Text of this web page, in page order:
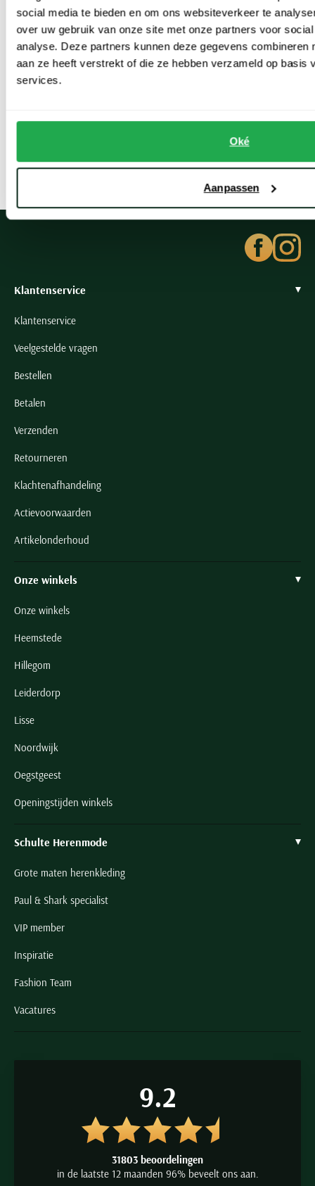
social media te bieden en om ons websiteverkeer te
over uw gebruik van onze site met onze partners voor
analyse. Deze partners kunnen deze gegevens combineren
aan ze heeft verstrekt of die ze hebben verzameld op basis
services.
Oké
Aanpassen
Combineer uw corduroy jas voor mannen met de sjaals en
handschoenen uit onze webshop en stel zo gemakkelijk een
winterse outdoor look samen die helemaal bij u past. En dat altijd
mooi blijven.
Klantenservice
Klantenservice
Veelgestelde vragen
Bestellen
Betalen
Verzenden
Retourneren
Klachtenafhandeling
Actievoorwaarden
Artikelonderhoud
Onze winkels
Onze winkels
Heemstede
Hillegom
Leiderdorp
Lisse
Noordwijk
Oegstgeest
Openingstijden winkels
Schulte Herenmode
Grote maten herenkleding
Paul & Shark specialist
VIP member
Inspiratie
Fashion Team
Vacatures
9.2
31803 beoordelingen
in de laatste 12 maanden 96% beveelt ons aan.